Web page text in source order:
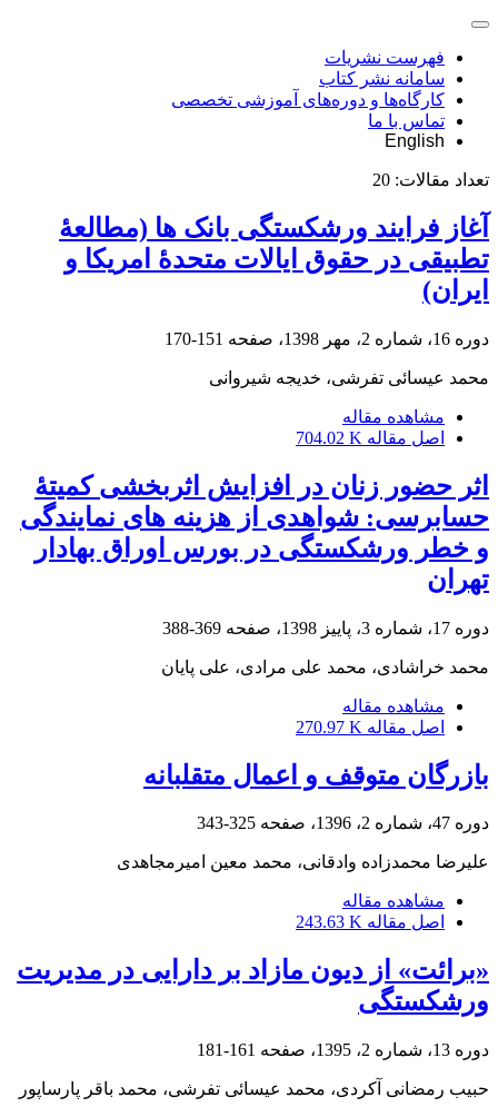
فهرست نشریات
سامانه نشر کتاب
کارگاه‌ها و دوره‌های آموزشی تخصصی
تماس با ما
English
تعداد مقالات: 20
آغاز فرایند ورشکستگی بانک‏ ها (مطالعۀ
تطبیقی در حقوق ایالات متحدۀ امریکا و
ایران)
دوره 16، شماره 2، مهر 1398، صفحه 151-170
محمد عیسائی تفرشی، خدیجه شیروانی
مشاهده مقاله
اصل مقاله 704.02 K
اثر حضور زنان در افزایش اثربخشی کمیتۀ
حسابرسی: شواهدی از هزینه ‏های نمایندگی
و خطر ورشکستگی در بورس اوراق بهادار
تهران
دوره 17، شماره 3، پاییز 1398، صفحه 369-388
محمد خراشادی، محمد علی مرادی، علی پایان
مشاهده مقاله
اصل مقاله 270.97 K
بازرگان متوقف و اعمال متقلبانه
دوره 47، شماره 2، 1396، صفحه 325-343
علیرضا محمدزاده وادقانی، محمد معین امیرمجاهدی
مشاهده مقاله
اصل مقاله 243.63 K
«برائت» از دیون مازاد بر دارایی در مدیریت
ورشکستگی
دوره 13، شماره 2، 1395، صفحه 161-181
حبیب رمضانی آکردی، محمد عیسائی تفرشی، محمد باقر پارساپور